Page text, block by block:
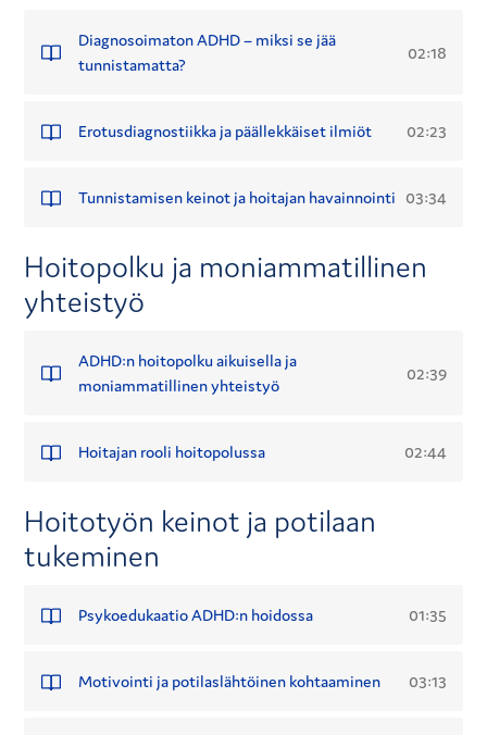
Diagnosoimaton ADHD – miksi se jää
tunnistamatta?
02:18
Erotusdiagnostiikka ja päällekkäiset ilmiöt 02:23
Tunnistamisen keinot ja hoitajan havainnointi 03:34
Hoitopolku ja moniammatillinen
yhteistyö
ADHD:n hoitopolku aikuisella ja
moniammatillinen yhteistyö
02:39
Hoitajan rooli hoitopolussa 02:44
Hoitotyön keinot ja potilaan
tukeminen
Psykoedukaatio ADHD:n hoidossa 01:35
Motivointi ja potilaslähtöinen kohtaaminen 03:13